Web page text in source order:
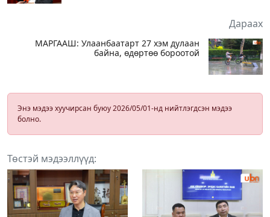
Дараах
МАРГААШ: Улаанбаатарт 27 хэм дулаан
байна, өдөртөө бороотой
Энэ мэдээ хуучирсан буюу 2026/05/01-нд нийтлэгдсэн мэдээ
болно.
Төстэй мэдээллүүд: